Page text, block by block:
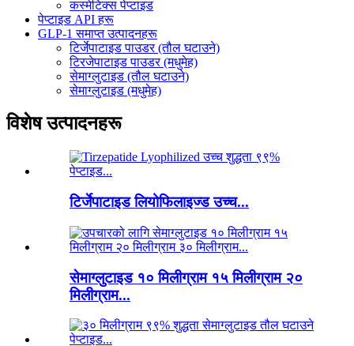
कस्मेटिक्स पेप्टाइड
पेप्टाइड API हरू
GLP-1 समाप्त उत्पादनहरू
टिर्जेपाटाइड पाउडर (तौल घटाउने)
टिरजेपाटाइड पाउडर (मधुमेह)
सेमाग्लुटाइड (तौल घटाउने)
सेमाग्लुटाइड (मधुमेह)
विशेष उत्पादनहरू
टिर्जेपाटाइड लियोफिलाइज्ड उच्च...
सेमाग्लुटाइड १० मिलीग्राम १५ मिलीग्राम २०
मिलीग्राम...